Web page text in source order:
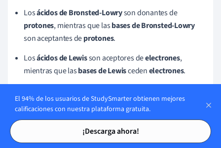
Tarjetas de estudio
Tarjetas de estudio
Losácidos de Bronsted-Lowryson donantes de
protones, mientras que lasbases de Bronsted-Lowry
son aceptantes deprotones.
Losácidos de Lewisson aceptores deelectrones,
mientras que lasbases de Lewiscedenelectrones.
Unabase conjugada es unácidoque ha perdido un
protónH+.
Lasreacciones ácido-baseson reacciones químicas
El 94% de los usuarios de StudySmarter obtienen mejores
calificaciones con nuestra plataforma gratuita.
¡Descarga ahora!